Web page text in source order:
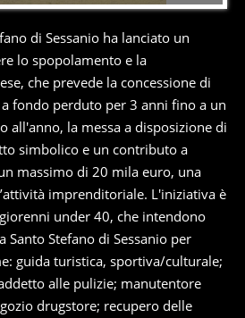
di Sessanio ha lanciato un
lo spopolamento e la
che prevede la concessione di
fondo perduto per 3 anni fino a un
all'anno, la messa a disposizione di
simbolico e un contributo a
massimo di 20 mila euro, una
imprenditoriale. L'iniziativa è
under 40, che intendono
Santo Stefano di Sessanio per
guida turistica, sportiva/culturale;
alle pulizie; manutentore
drugstore; recupero delle